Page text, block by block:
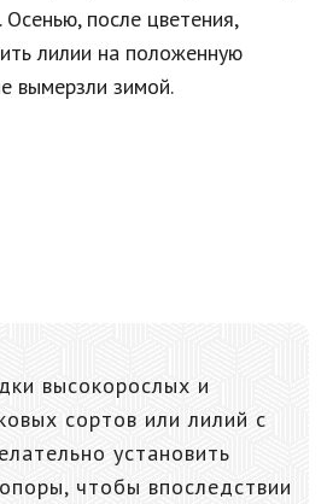
после цветения,
лилии на положенную
вымерзли зимой.
высокорослых и
сортов или лилий с
установить
чтобы впоследствии